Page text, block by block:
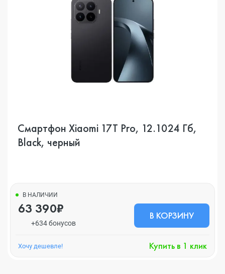
Смартфон Xiaomi 17T Pro, 12.1024 Гб,
Black, черный
В НАЛИЧИИ
63 390₽
+634 бонусов
В КОРЗИНУ
Хочу дешевле! Купить в 1 клик